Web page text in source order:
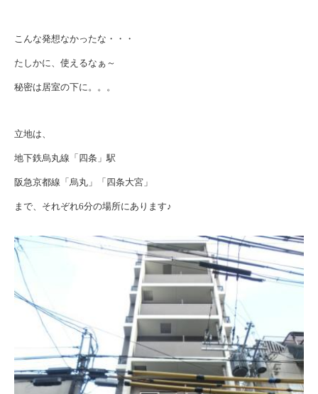
こんな発想なかったな・・・
たしかに、使えるなぁ～
秘密は居室の下に。。。
立地は、
地下鉄烏丸線「四条」駅
阪急京都線「烏丸」「四条大宮」
まで、それぞれ6分の場所にあります♪